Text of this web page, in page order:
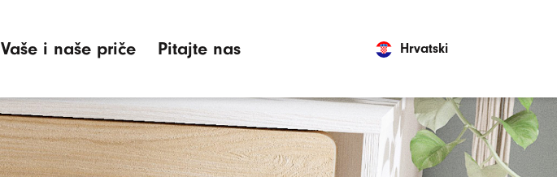
Vaše i naše priče Pitajte nas Hrvatski